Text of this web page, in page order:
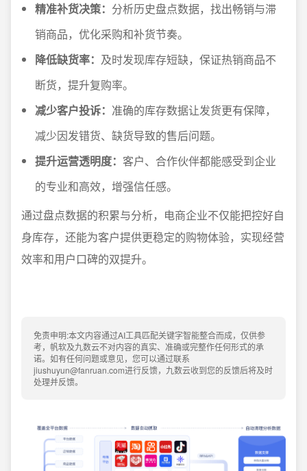
精准补货决策： 分析历史盘点数据，找出畅销与滞
销商品，优化采购和补货节奏。
降低缺货率： 及时发现库存短缺，保证热销商品不
断货，提升复购率。
减少客户投诉： 准确的库存数据让发货更有保障，
减少因发错货、缺货导致的售后问题。
提升运营透明度： 客户、合作伙伴都能感受到企业
的专业和高效，增强信任感。
通过盘点数据的积累与分析，电商企业不仅能把控好自
身库存，还能为客户提供更稳定的购物体验，实现经营
效率和用户口碑的双提升。
免责申明:本文内容通过AI工具匹配关键字智能整合而成，仅供参
考，帆软及九数云不对内容的真实、准确或完整作任何形式的承
诺。如有任何问题或意见，您可以通过联系
jiushuyun@fanruan.com进行反馈，九数云收到您的反馈后将及时
处理并反馈。